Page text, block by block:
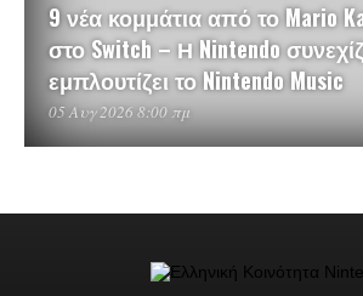
9 νέα κομμάτια από το Mario
στο Switch – Η Nintendo
εμπλουτίζει το Nintendo Music
05 Αυγ 2026 8:00 πμ